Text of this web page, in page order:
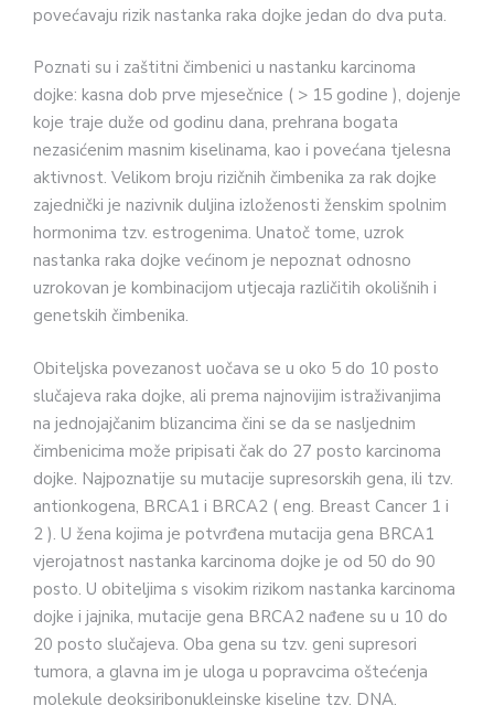
povećavaju rizik nastanka raka dojke jedan do dva puta.
Poznati su i zaštitni čimbenici u nastanku karcinoma
dojke: kasna dob prve mjesečnice ( > 15 godine ), dojenje
koje traje duže od godinu dana, prehrana bogata
nezasićenim masnim kiselinama, kao i povećana tjelesna
aktivnost. Velikom broju rizičnih čimbenika za rak dojke
zajednički je nazivnik duljina izloženosti ženskim spolnim
hormonima tzv. estrogenima. Unatoč tome, uzrok
nastanka raka dojke većinom je nepoznat odnosno
uzrokovan je kombinacijom utjecaja različitih okolišnih i
genetskih čimbenika.
Obiteljska povezanost uočava se u oko 5 do 10 posto
slučajeva raka dojke, ali prema najnovijim istraživanjima
na jednojajčanim blizancima čini se da se nasljednim
čimbenicima može pripisati čak do 27 posto karcinoma
dojke. Najpoznatije su mutacije supresorskih gena, ili tzv.
antionkogena, BRCA1 i BRCA2 ( eng. Breast Cancer 1 i
2 ). U žena kojima je potvrđena mutacija gena BRCA1
vjerojatnost nastanka karcinoma dojke je od 50 do 90
posto. U obiteljima s visokim rizikom nastanka karcinoma
dojke i jajnika, mutacije gena BRCA2 nađene su u 10 do
20 posto slučajeva. Oba gena su tzv. geni supresori
tumora, a glavna im je uloga u popravcima oštećenja
molekule deoksiribonukleinske kiseline tzv. DNA.